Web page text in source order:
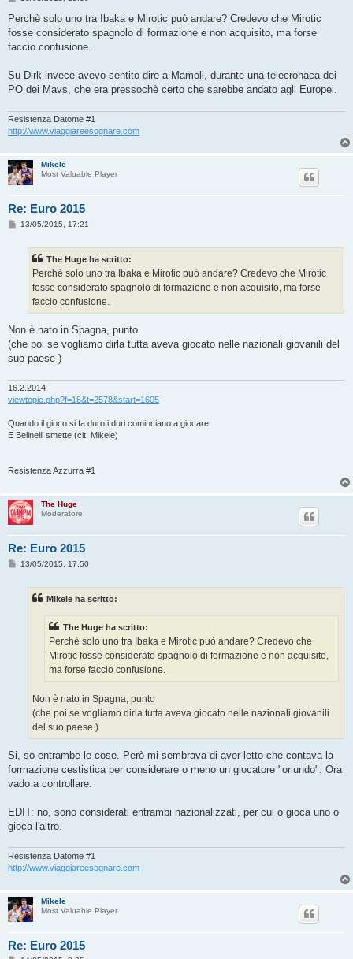
s
a
g
o
Perchè solo uno tra Ibaka e Mirotic può andare? Credevo che Mirotic
fosse considerato spagnolo di formazione e non acquisito, ma forse
faccio confusione.
Su Dirk invece avevo sentito dire a Mamoli, durante una telecronaca dei
PO dei Mavs, che era pressochè certo che sarebbe andato agli Europei.
Resistenza Datome #1
http://www.viaggiareesognare.com
Mikele
Most Valuable Player
Re: Euro 2015
M13/05/2015, 17:21
The Huge ha scritto:
Perchè solo uno tra Ibaka e Mirotic può andare? Credevo che Mirotic
fosse considerato spagnolo di formazione e non acquisito, ma forse
faccio confusione.
Non è nato in Spagna, punto
(che poi se vogliamo dirla tutta aveva giocato nelle nazionali giovanili del
suo paese )
16.2.2014
viewtopic.php?f=16&t=2578&start=1605
Quando il gioco si fa duro i duri cominciano a giocare
E Belinelli smette (cit. Mikele)
Resistenza Azzurra #1
The Huge
Moderatore
Re: Euro 2015
M13/05/2015, 17:50
Mikele ha scritto:
The Huge ha scritto:
Perchè solo uno tra Ibaka e Mirotic può andare? Credevo che
Mirotic fosse considerato spagnolo di formazione e non acquisito,
ma forse faccio confusione.
Non è nato in Spagna, punto
(che poi se vogliamo dirla tutta aveva giocato nelle nazionali giovanili
del suo paese )
Si, so entrambe le cose. Però mi sembrava di aver letto che contava la
formazione cestistica per considerare o meno un giocatore "oriundo". Ora
vado a controllare.
EDIT: no, sono considerati entrambi nazionalizzati, per cui o gioca uno o
gioca l'altro.
Resistenza Datome #1
http://www.viaggiareesognare.com
Mikele
Most Valuable Player
Re: Euro 2015